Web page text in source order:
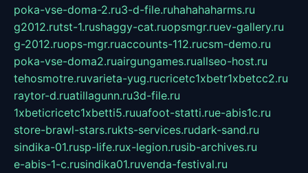
poka-vse-doma-2.ru3-d-file.ruhahahaharms.ru
g2012.rutst-1.rushaggy-cat.ruopsmgr.ruev-gallery.ru
g-2012.ruops-mgr.ruaccounts-112.rucsm-demo.ru
poka-vse-doma2.ruairgungames.ruallseo-host.ru
tehosmotre.ruvarieta-yug.rucricetc1xbetr1xbetcc2.ru
raytor-d.ruatillagunn.ru3d-file.ru
1xbeticricetc1xbetti5.ruuafoot-statti.rue-abis1c.ru
store-brawl-stars.rukts-services.rudark-sand.ru
sindika-01.rusp-life.rux-legion.rusib-archives.ru
e-abis-1-c.rusindika01.ruvenda-festival.ru